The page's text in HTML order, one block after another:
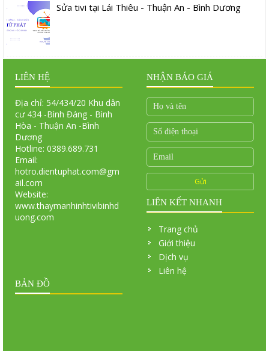
Sửa tivi tại Lái Thiêu - Thuận An - Bình Dương
LIÊN HỆ
Địa chỉ: 54/434/20 Khu dân
cư 434 -Bình Đáng - Bình
Hòa - Thuận An -Bình
Dương
Hotline: 0389.689.731
Email:
hotro.dientuphat.com@gm
ail.com
Website:
www.thaymanhinhtivibinhd
uong.com
NHẬN BÁO GIÁ
LIÊN KẾT NHANH
Trang chủ
Giới thiệu
Dịch vụ
Liên hệ
BẢN ĐỒ